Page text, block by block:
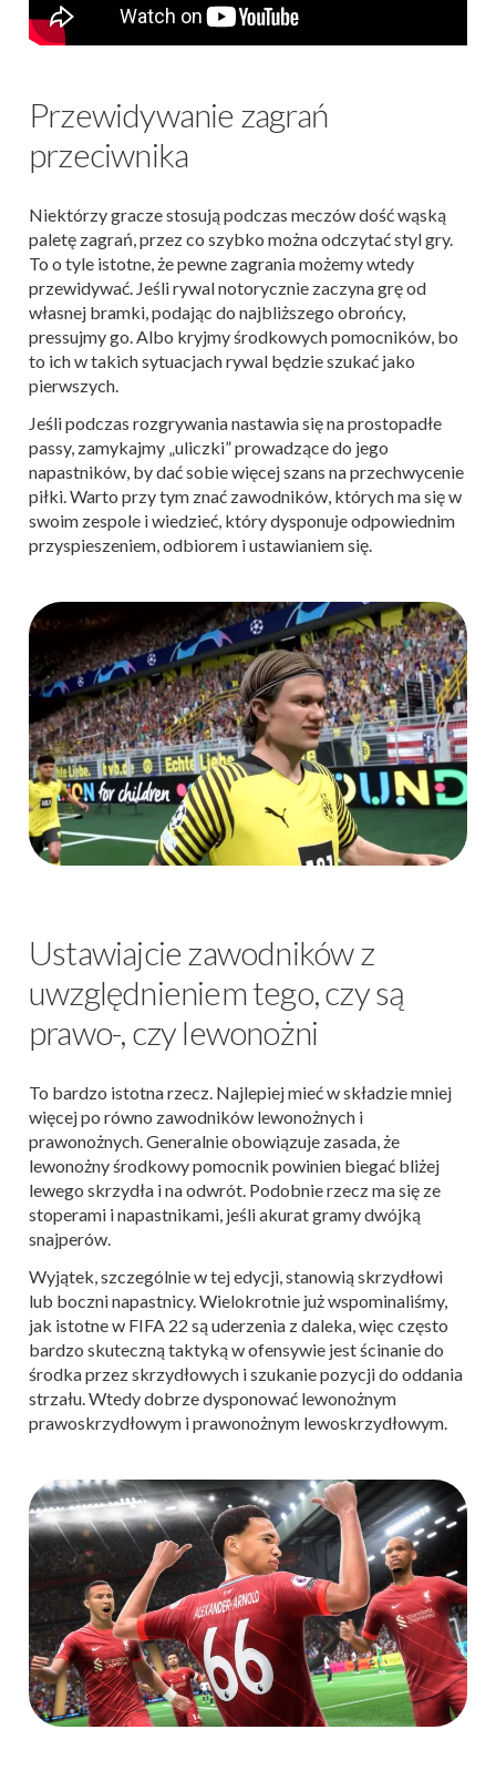
Przewidywanie zagrań
przeciwnika
Niektórzy gracze stosują podczas meczów dość wąską
paletę zagrań, przez co szybko można odczytać styl gry.
To o tyle istotne, że pewne zagrania możemy wtedy
przewidywać. Jeśli rywal notorycznie zaczyna grę od
własnej bramki, podając do najbliższego obrońcy,
pressujmy go. Albo kryjmy środkowych pomocników, bo
to ich w takich sytuacjach rywal będzie szukać jako
pierwszych.
Jeśli podczas rozgrywania nastawia się na prostopadłe
passy, zamykajmy „uliczki” prowadzące do jego
napastników, by dać sobie więcej szans na przechwycenie
piłki. Warto przy tym znać zawodników, których ma się w
swoim zespole i wiedzieć, który dysponuje odpowiednim
przyspieszeniem, odbiorem i ustawianiem się.
Ustawiajcie zawodników z
uwzględnieniem tego, czy są
prawo-, czy lewonożni
To bardzo istotna rzecz. Najlepiej mieć w składzie mniej
więcej po równo zawodników lewonożnych i
prawonożnych. Generalnie obowiązuje zasada, że
lewonożny środkowy pomocnik powinien biegać bliżej
lewego skrzydła i na odwrót. Podobnie rzecz ma się ze
stoperami i napastnikami, jeśli akurat gramy dwójką
snajperów.
Wyjątek, szczególnie w tej edycji, stanowią skrzydłowi
lub boczni napastnicy. Wielokrotnie już wspominaliśmy,
jak istotne w FIFA 22 są uderzenia z daleka, więc często
bardzo skuteczną taktyką w ofensywie jest ścinanie do
środka przez skrzydłowych i szukanie pozycji do oddania
strzału. Wtedy dobrze dysponować lewonożnym
prawoskrzydłowym i prawonożnym lewoskrzydłowym.